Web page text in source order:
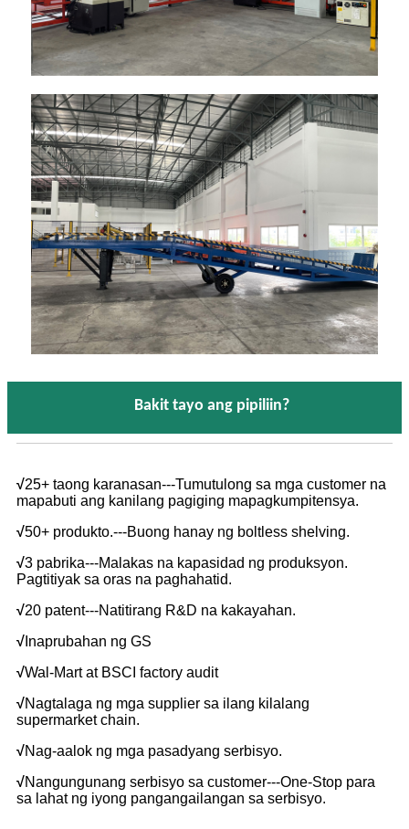
Bakit tayo ang pipiliin?
√25+ taong karanasan---Tumutulong sa mga customer na
mapabuti ang kanilang pagiging mapagkumpitensya.
√50+ produkto.---Buong hanay ng boltless shelving.
√3 pabrika---Malakas na kapasidad ng produksyon.
Pagtitiyak sa oras na paghahatid.
√20 patent---Natitirang R&D na kakayahan.
√ Inaprubahan ng GS
√Wal-Mart at BSCI factory audit
√Nagtalaga ng mga supplier sa ilang kilalang
supermarket chain.
√Nag-aalok ng mga pasadyang serbisyo.
√Nangungunang serbisyo sa customer---One-Stop para
sa lahat ng iyong pangangailangan sa serbisyo.